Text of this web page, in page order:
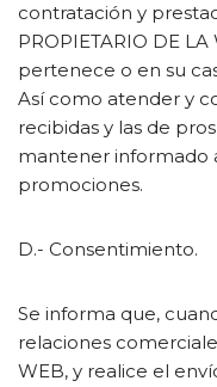
contratación y
PROPIETARIO DE
pertenece o en su
Así como atender y
recibidas y las de
mantener informado
promociones.
D.- Consentimiento.
Se informa que,
relaciones
WEB, y realice el